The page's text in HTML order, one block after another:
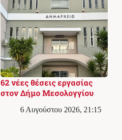
62 νέες θέσεις εργασίας
στον Δήμο Μεσολογγίου
6 Αυγούστου 2026, 21:15